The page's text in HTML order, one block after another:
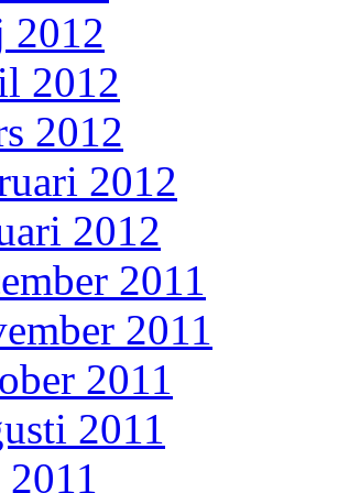
2012
2012
2012
2012
2012
2011
2011
2011
2011